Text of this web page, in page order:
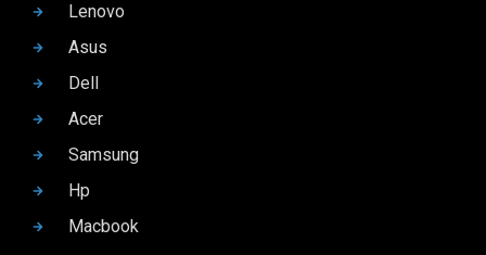
Lenovo
Asus
Dell
Acer
Samsung
Hp
Macbook